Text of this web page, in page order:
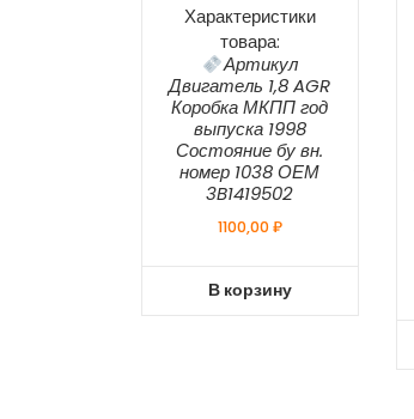
Характеристики
товара:
Артикул
Двигатель 1,8 AGR
Коробка МКПП год
выпуска 1998
Состояние бу вн.
номер 1038 ОЕМ
3B1419502
1100,00₽
В корзину